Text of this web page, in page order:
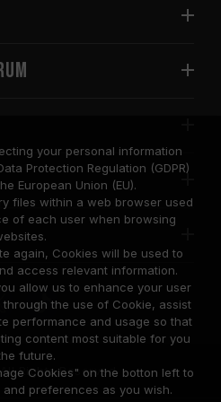
Rights Reserved.
your personal information
Protection Regulation (GDPR)
European Union (EU).
files within a web browser used
of each user when browsing
again, Cookies will be used to
access relevant information.
allow us to enhance your user
the use of Cookie, assist
performance and usage so that
content most suitable for you
future.
Cookies" on the botton left to
preferences as you wish.